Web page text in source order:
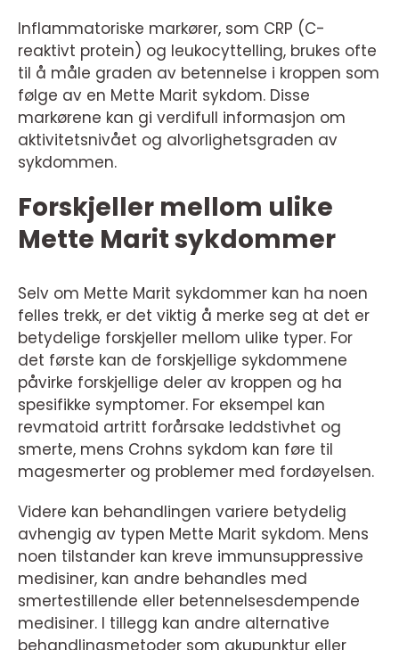
Inflammatoriske markører, som CRP (C-
reaktivt protein) og leukocyttelling, brukes ofte
til å måle graden av betennelse i kroppen som
følge av en Mette Marit sykdom. Disse
markørene kan gi verdifull informasjon om
aktivitetsnivået og alvorlighetsgraden av
sykdommen.
Forskjeller mellom ulike
Mette Marit sykdommer
Selv om Mette Marit sykdommer kan ha noen
felles trekk, er det viktig å merke seg at det er
betydelige forskjeller mellom ulike typer. For
det første kan de forskjellige sykdommene
påvirke forskjellige deler av kroppen og ha
spesifikke symptomer. For eksempel kan
revmatoid artritt forårsake leddstivhet og
smerte, mens Crohns sykdom kan føre til
magesmerter og problemer med fordøyelsen.
Videre kan behandlingen variere betydelig
avhengig av typen Mette Marit sykdom. Mens
noen tilstander kan kreve immunsuppressive
medisiner, kan andre behandles med
smertestillende eller betennelsesdempende
medisiner. I tillegg kan andre alternative
behandlingsmetoder som akupunktur eller